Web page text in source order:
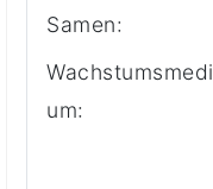
Samen:
Wachstumsmedi
um: